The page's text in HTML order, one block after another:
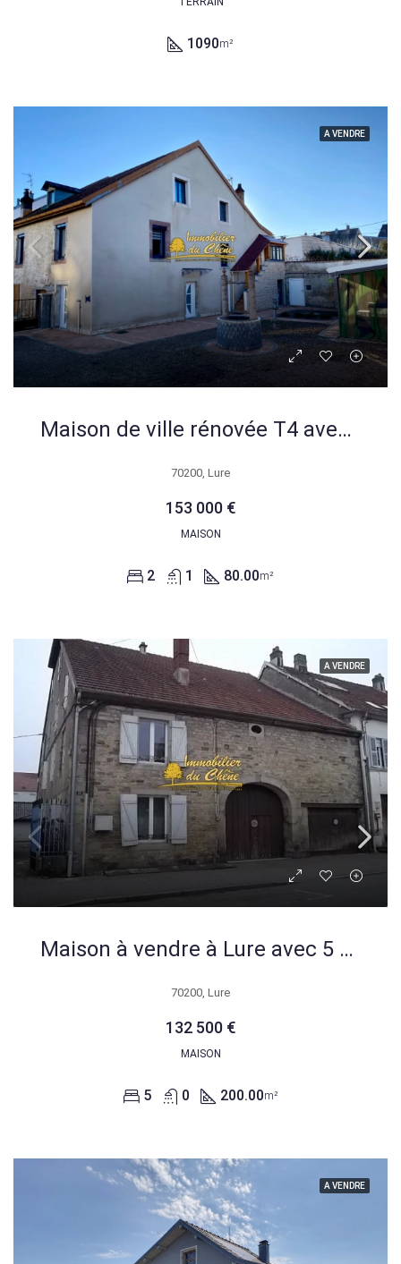
1090m²
A VENDRE
Maison de ville rénovée T4 avec garage et terrain clos à Lure
70200, Lure
153 000 €
MAISON
2 1 80.00m²
A VENDRE
Maison à vendre à Lure avec 5 chambres et potentiel de rénovation
70200, Lure
132 500 €
MAISON
5 0 200.00m²
A VENDRE